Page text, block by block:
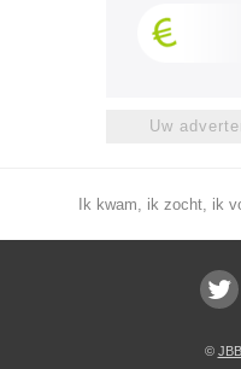
Uw
Ik kwam, ik zocht, ik
©